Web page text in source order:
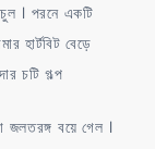
। পরনে একটি
হার্টবিট বেড়ে
চটি গল্প
বয়ে গেল ।